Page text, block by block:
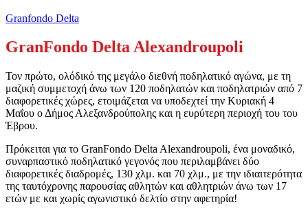
Granfondo Delta
GranFondo Delta Alexandroupoli
Τον πρώτο, ολόδικό της μεγάλο διεθνή ποδηλατικό αγώνα, με τη
μαζική συμμετοχή άνω των 120 ποδηλατών και ποδηλατριών από 7
διαφορετικές χώρες, ετοιμάζεται να υποδεχτεί την Κυριακή 4
Μαΐου ο Δήμος Αλεξανδρούπολης και η ευρύτερη περιοχή του του
Έβρου.
Πρόκειται για το GranFondo Delta Alexandroupoli, ένα μοναδικό,
συναρπαστικό ποδηλατικό γεγονός που περιλαμβάνει δύο
διαφορετικές διαδρομές, 130 χλμ. και 70 χλμ., με την ιδιαιτερότητα
της ταυτόχρονης παρουσίας αθλητών και αθλητριών άνω των 17
ετών με και χωρίς αγωνιστικό δελτίο στην αφετηρία!